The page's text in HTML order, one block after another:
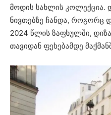
მოდის სახლის კოლექცია.
ნივთებზე ჩანდა, როგორც
2024 წლის ზაფხულში,
თავიდან ფეხებამდე